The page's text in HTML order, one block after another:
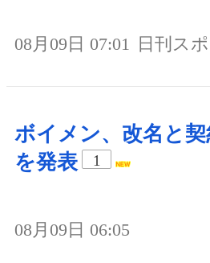
08月09日 07:01 日刊ス
ボイメン、改名と契
を発表
1
08月09日 06:05